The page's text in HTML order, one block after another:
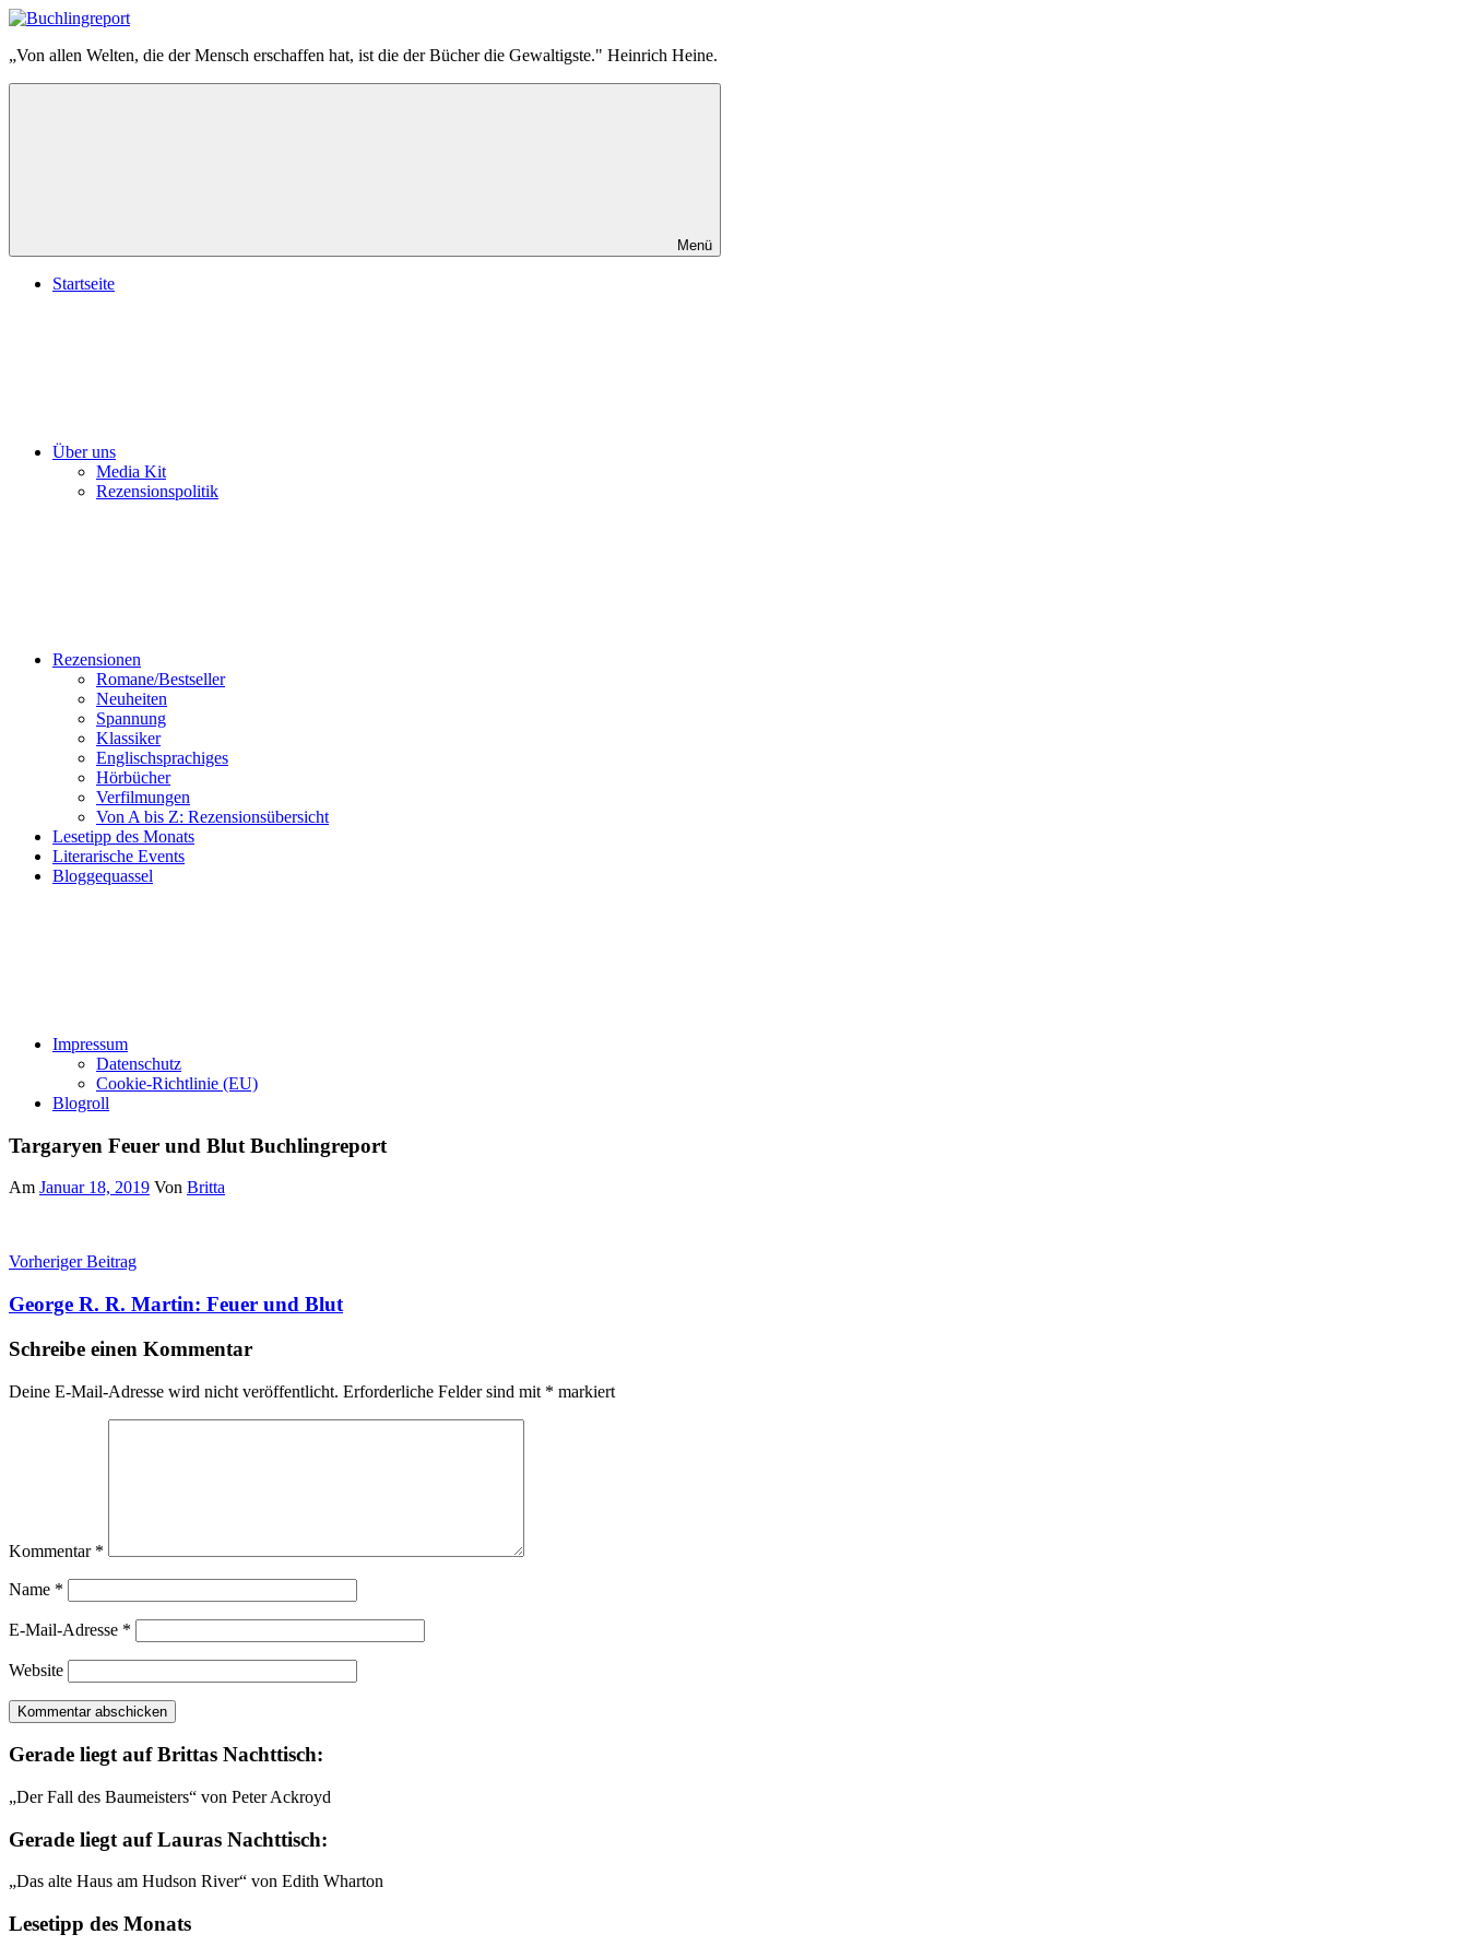
Zum
springen
Buchlingreport
„Von allen Welten, die der Mensch erschaffen hat, ist die der Bücher die Gewaltigste." Heinrich Heine.
Menü
Startseite
Über uns
Media Kit
Rezensionspolitik
Rezensionen
Romane/Bestseller
Neuheiten
Spannung
Klassiker
Englischsprachiges
Hörbücher
Verfilmungen
Von A bis Z: Rezensionsübersicht
Lesetipp des Monats
Literarische Events
Bloggequassel
Impressum
Datenschutz
Cookie-Richtlinie (EU)
Blogroll
Targaryen Feuer und Blut Buchlingreport
Am Januar 18, 2019 Von Britta
Beitragsnavigation
Vorheriger Beitrag
George R. R. Martin: Feuer und Blut
Schreibe einen Kommentar
Deine E-Mail-Adresse wird nicht veröffentlicht. Erforderliche Felder sind mit * markiert
Kommentar *
Name *
E-Mail-Adresse *
Website
Gerade liegt auf Brittas Nachttisch:
„Der Fall des Baumeisters“ von Peter Ackroyd
Gerade liegt auf Lauras Nachttisch:
„Das alte Haus am Hudson River“ von Edith Wharton
Lesetipp des Monats